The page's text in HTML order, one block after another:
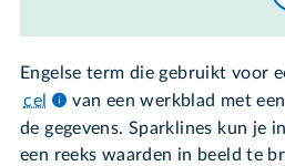
Engelse term die gebruikt voor
cel
van een werkblad met
de gegevens. Sparklines kun je in
een reeks waarden in beeld te